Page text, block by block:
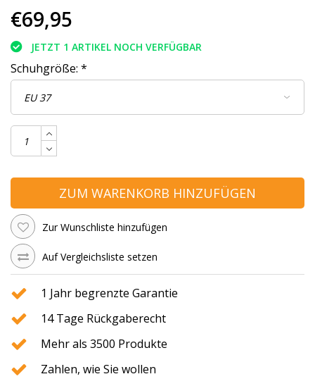
€69,95
JETZT 1 ARTIKEL NOCH VERFÜGBAR
Schuhgröße: *
ZUM WARENKORB HINZUFÜGEN
Zur Wunschliste hinzufügen
Auf Vergleichsliste setzen
1 Jahr begrenzte Garantie
14 Tage Rückgaberecht
Mehr als 3500 Produkte
Zahlen, wie Sie wollen